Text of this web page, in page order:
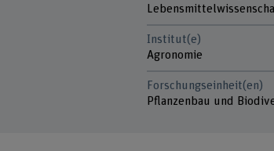
Institut(e)
Agronomie
Forschungseinheit(en)
Pflanzenbau und